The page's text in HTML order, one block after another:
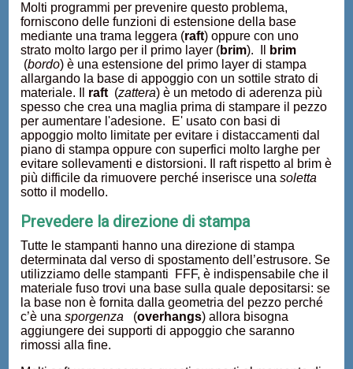
Molti programmi per prevenire questo problema,
forniscono delle funzioni di estensione della base
mediante una trama leggera (raft) oppure con uno
strato molto largo per il primo layer (brim). Il
brim
(bordo) è una estensione del primo layer di stampa
allargando la base di appoggio con un sottile strato di
materiale. Il raft (zattera) è un metodo di aderenza più
spesso che crea una maglia prima di stampare il pezzo
per aumentare l'adesione. E' usato con basi di
appoggio molto limitate per evitare i distaccamenti dal
piano di stampa oppure con superfici molto larghe per
evitare sollevamenti e distorsioni. Il raft rispetto al brim è
più difficile da rimuovere perché inserisce unasoletta
sotto il modello.
Prevedere la direzione di stampa
Tutte le stampanti hanno una direzione di stampa
determinata dal verso di spostamento dell’estrusore. Se
utilizziamo delle stampanti FFF, è indispensabile che il
materiale fuso trovi una base sulla quale depositarsi: se
la base non è fornita dalla geometria del pezzo perché
c’è unasporgenza (overhangs) allora bisogna
aggiungere dei supporti di appoggio che saranno
rimossi alla fine.